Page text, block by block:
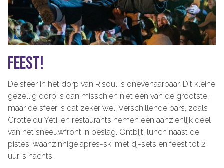
FEEST!
De sfeer in het dorp van Risoul is onevenaarbaar. Dit kleine
gezellig dorp is dan misschien niet één van de grootste,
maar de sfeer is dat zeker wel; Verschillende bars, zoals
Grotte du Yéti, en restaurants nemen een aanzienlijk deel
van het sneeuwfront in beslag. Ontbijt, lunch naast de
pistes, waanzinnige après-ski met dj-sets en feest tot 2
uur ’s nachts…